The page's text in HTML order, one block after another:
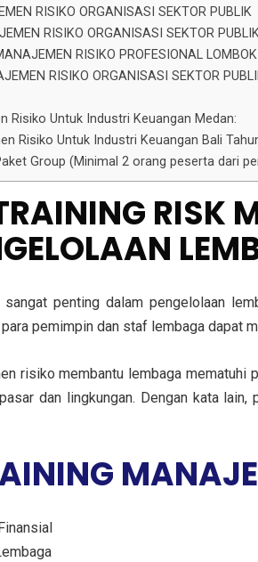
RISIKO ORGANISASI SEKTOR PUBLIK
RISIKO ORGANISASI SEKTOR
RISIKO PROFESIONAL LOMBOK
RISIKO ORGANISASI SEKTOR
Risiko Untuk Industri Keuangan Medan:
Risiko Untuk Industri Keuangan Bali
Group (Minimal 2 orang peserta dari
RISK
penting dalam pengelolaan
pemimpin dan staf lembaga
risiko membantu lembaga
dan lingkungan. Dengan kata